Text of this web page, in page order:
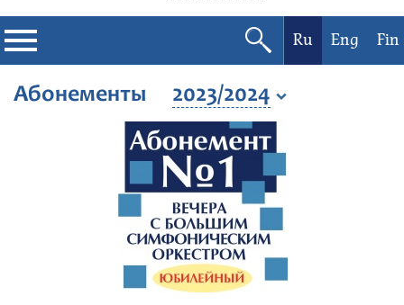
Филармония
Ru Eng Fin
Абонементы 2023/2024